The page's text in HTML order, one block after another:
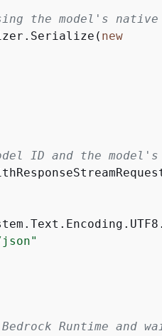
the model's
new
ID and the model's
Runtime and